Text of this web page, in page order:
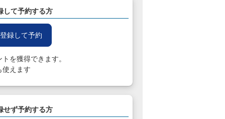
して予約する方
録して予約
を獲得できます。
使えます
せず予約する方